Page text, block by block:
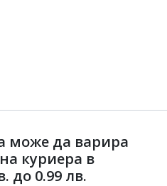
може да варира
куриера в
до 0.99 лв.